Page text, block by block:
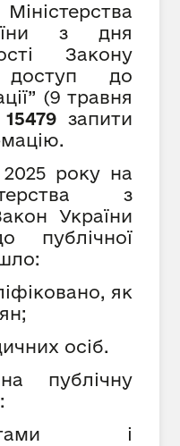
з дня
Закону
до
(9 травня
15479 запити
року на
з
України
публічної
як
осіб.
публічну
і